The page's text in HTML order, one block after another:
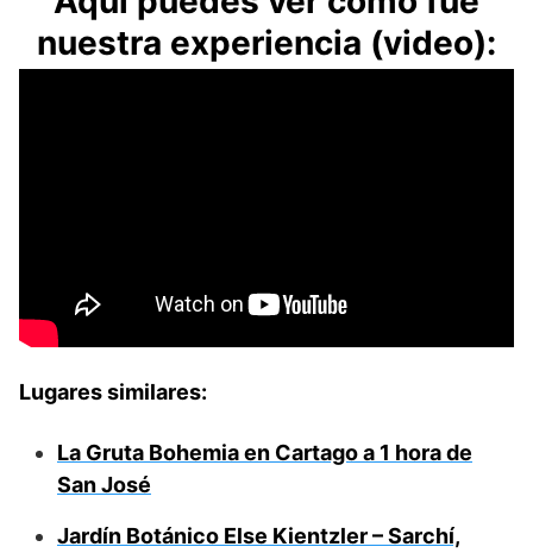
nuestra experiencia (video):
Lugares similares:
La Gruta Bohemia en Cartago a 1 hora de
San José
Jardín Botánico Else Kientzler – Sarchí,